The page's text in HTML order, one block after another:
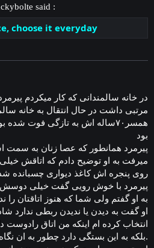
said :
choose it everyday
مرتبی داشت در حال انتقال به خانه
همسر۷۰ساله اش به تازگی فوت
بود
پیرمرد همانطور که عصا زنان به سمت
میرفت به او توضیح دادم که اتاقش
روی پنجره اش کاغذ دیواری چسبانده
پیرمرد با خوش رویی گفت خیلی دوسش
به او گفتم ولی شما که هنوز اتاقتان را
او گفت به دیدن یا ندیدن ربطی
انتخاب کرده ام اینکه من اتاق رادوست
بلکه به این بستگی دارد چطور به ان نگاه کنم.